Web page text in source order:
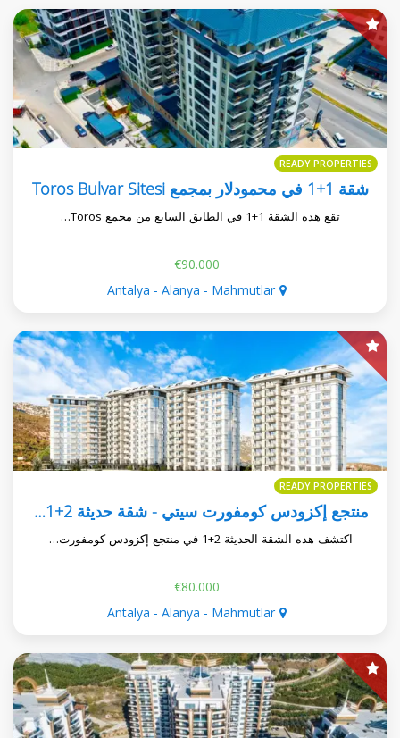
READY PROPERTIES
شقة 1+1 في محمودلار بمجمع Toros Bulvar Sitesi
تقع هذه الشقة 1+1 في الطابق السابع من مجمع Toros…
€90.000
Antalya - Alanya - Mahmutlar
READY PROPERTIES
منتجع إكزودس كومفورت سيتي - شقة حديثة 2+1 في محموتلار
اكتشف هذه الشقة الحديثة 2+1 في منتجع إكزودس كومفورت…
€80.000
Antalya - Alanya - Mahmutlar